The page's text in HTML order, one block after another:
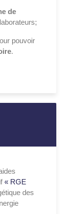
de
pouvoir
.
« RGE
des